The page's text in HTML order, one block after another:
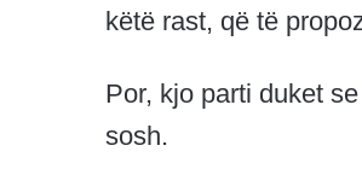
këtë rast, që të
Por, kjo parti duket
sosh.